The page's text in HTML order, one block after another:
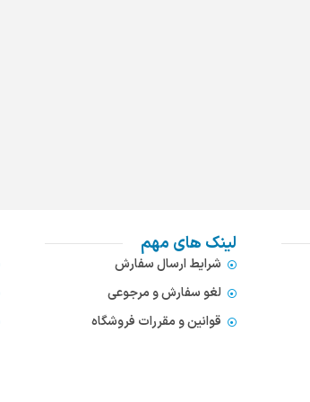
لینک های مهم
شرایط ارسال سفارش
لغو سفارش و مرجوعی
قوانین و مقررات فروشگاه